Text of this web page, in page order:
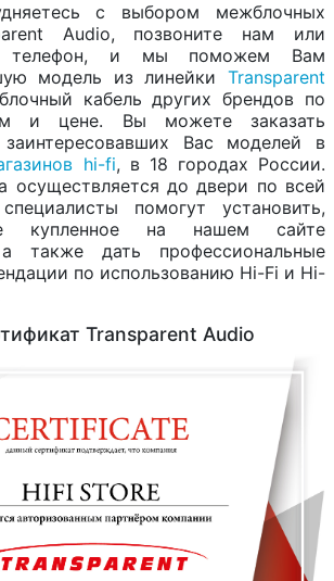
с выбором межблочных
Audio, позвоните нам или
и мы поможем Вам
модель из линейки Transparent
кабель других брендов по
и цене. Вы можете заказать
заинтересовавших Вас моделей в
hi-fi, в 18 городах России.
осуществляется до двери по всей
помогут установить,
купленное на нашем сайте
а также дать профессиональные
по использованию Hi-Fi и Hi-
Transparent Audio